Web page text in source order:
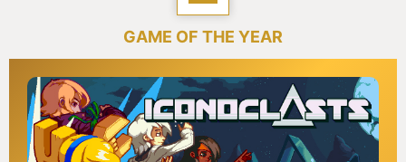
GAME OF THE YEAR